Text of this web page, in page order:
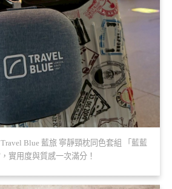
Blue 藍旅 寧靜頸枕同色套組 「藍藍
實用度與質感一次滿分！